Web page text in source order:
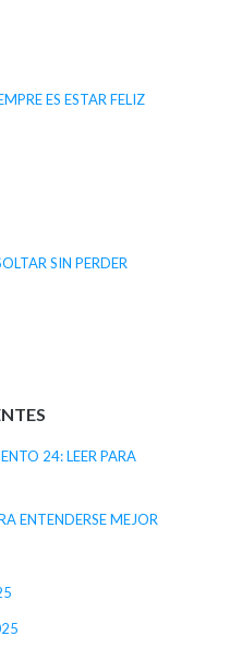
ES ESTAR FELIZ
SIN PERDER
24: LEER PARA
ENTENDERSE MEJOR